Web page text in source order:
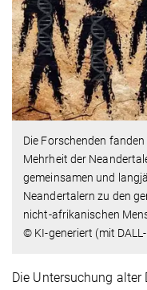
Die Forschenden
Mehrheit der
gemeinsamen und
Neandertalern zu den
nicht-afrikanischen
© KI-generiert (mit
Die Untersuchung alter